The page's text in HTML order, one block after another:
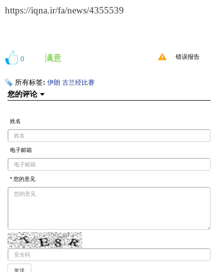
https://iqna.ir/fa/news/4355539
0 满意 错误报告
所有标签: 伊朗 古兰经比赛
您的评论
姓名
电子邮箱
* 您的意见